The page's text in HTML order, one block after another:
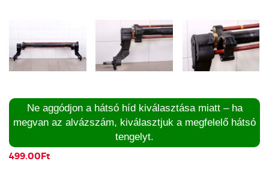
Ne aggódjon a hátsó híd kiválasztása miatt – ha
megvan az alvázszám, kiválasztjuk a megfelelő hátsó
tengelyt.
499.00 Ft